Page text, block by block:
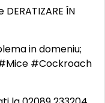
ÎN
in domeniu;
#Cockroach